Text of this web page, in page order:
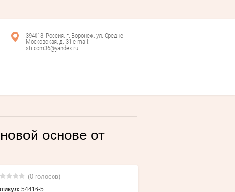
394018, Россия, г. Воронеж, ул. Средне-
Московская, д. 31 e-mail:
stildom36@yandex.ru
основе от
(0 голосов)
54416-5